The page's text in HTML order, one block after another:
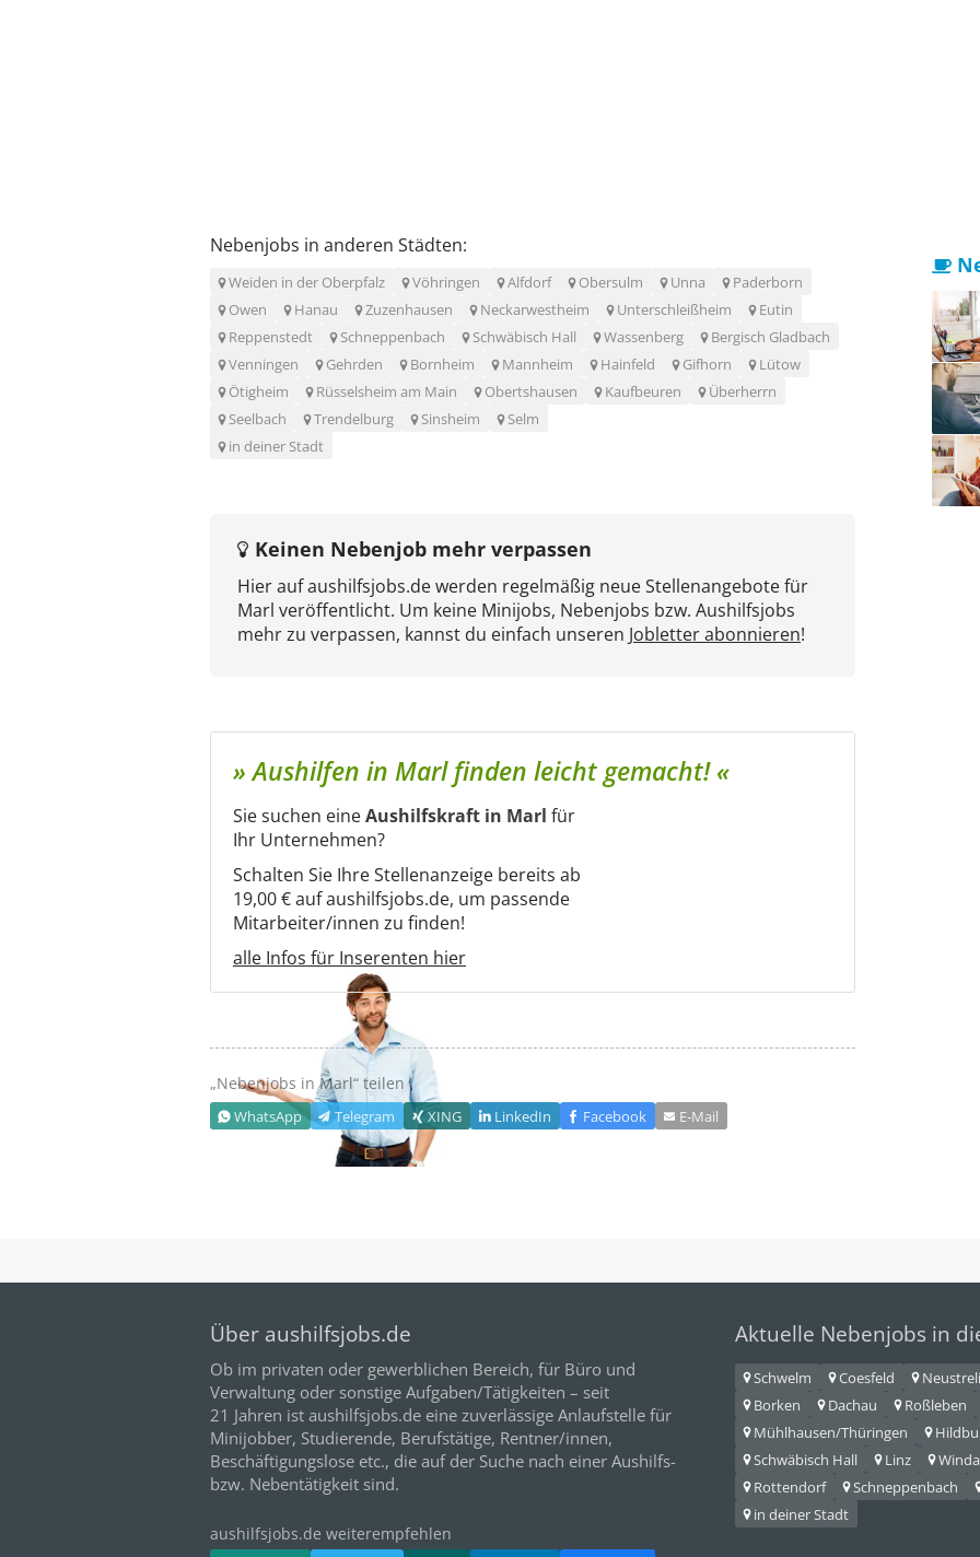
Nebenjobs in anderen Städten:
Weiden in der Oberpfalz Vöhringen Alfdorf Obersulm Unna
Paderborn
Owen
Hanau Zuzenhausen Neckarwestheim Unterschleißheim
Eutin
Reppenstedt
Schneppenbach Schwäbisch Hall Wassenberg
Bergisch Gladbach
Venningen
Gehrden Bornheim Mannheim Hainfeld Gifhorn
Lütow
Ötigheim
Rüsselsheim am Main Obertshausen Kaufbeuren
Überherrn
Seelbach
Trendelburg Sinsheim
Selm
in deiner Stadt
Keinen Nebenjob mehr verpassen
Hier auf aushilfsjobs.de werden regelmäßig neue Stellenangebote für
Marl veröffentlicht. Um keine Minijobs, Nebenjobs bzw. Aushilfsjobs
mehr zu verpassen, kannst du einfach unseren Jobletter abonnieren!
» Aushilfen in Marl finden leicht gemacht! «
Sie suchen eineAushilfskraft in Marl für
Ihr Unternehmen?
Schalten Sie Ihre Stellenanzeige bereits ab
19,00 € auf aushilfsjobs.de, um passende
Mitarbeiter/innen zu finden!
alle Infos für Inserenten hier
„Nebenjobs inMarl“ teilen
WhatsApp Telegram XING LinkedIn Facebook E‑Mail
Über aushilfsjobs.de
Ob im privaten oder gewerblichen Bereich, für Büro und
Verwaltung oder sonstige Aufgaben/Tätigkeiten – seit
21 Jahren ist aushilfsjobs.de eine zuverlässige Anlaufstelle für
Minijobber, Studierende, Berufstätige, Rentner/innen,
Beschäftigungslose etc., die auf der Suche nach einer Aushilfs-
bzw. Nebentätigkeit sind.
aushilfsjobs.de weiterempfehlen
Aktuelle Nebenjobs in
Schwelm Coesfeld
Borken
Dachau Roßleben
Mühlhausen/Thüringen
Schwäbisch Hall
Linz
Rottendorf
Schneppenbach
in deiner Stadt